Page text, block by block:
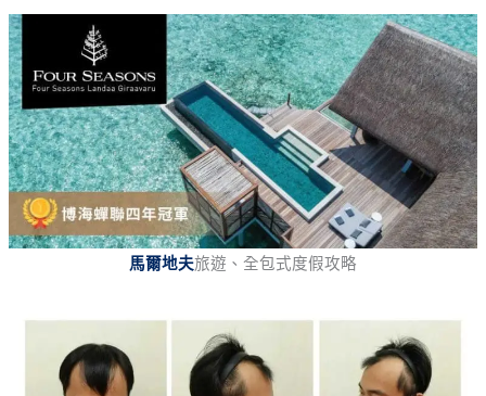
馬爾地夫旅遊、全包式度假攻略